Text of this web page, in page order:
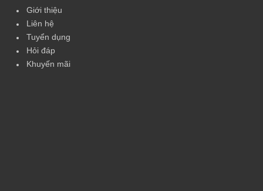
Giới thiệu
Liên hệ
Tuyển dụng
Hỏi đáp
Khuyến mãi